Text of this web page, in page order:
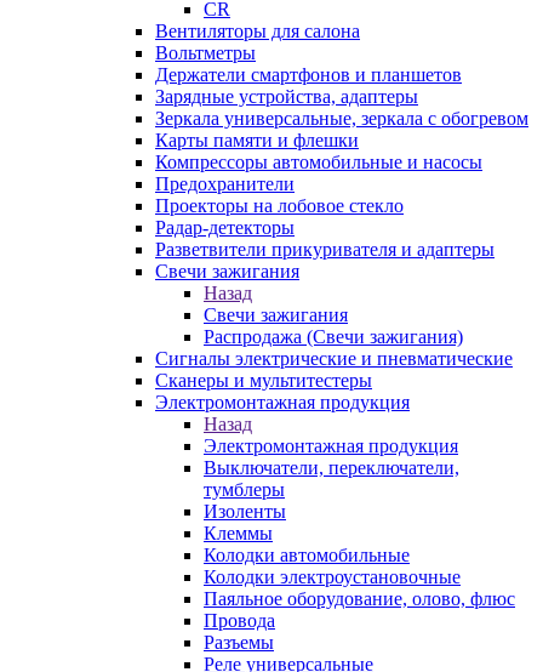
CR
Вентиляторы для салона
Вольтметры
Держатели смартфонов и планшетов
Зарядные устройства, адаптеры
Зеркала универсальные, зеркала с обогревом
Карты памяти и флешки
Компрессоры автомобильные и насосы
Предохранители
Проекторы на лобовое стекло
Радар-детекторы
Разветвители прикуривателя и адаптеры
Свечи зажигания
Назад
Свечи зажигания
Распродажа (Свечи зажигания)
Сигналы электрические и пневматические
Сканеры и мультитестеры
Электромонтажная продукция
Назад
Электромонтажная продукция
Выключатели, переключатели,
тумблеры
Изоленты
Клеммы
Колодки автомобильные
Колодки электроустановочные
Паяльное оборудование, олово, флюс
Провода
Разъемы
Реле универсальные